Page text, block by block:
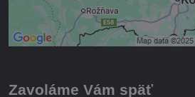
Otvoriť obsah v novom okne
Zavoláme Vám späť